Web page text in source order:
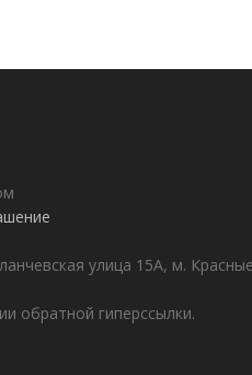
улица 15А, м.
обратной гиперссылки.